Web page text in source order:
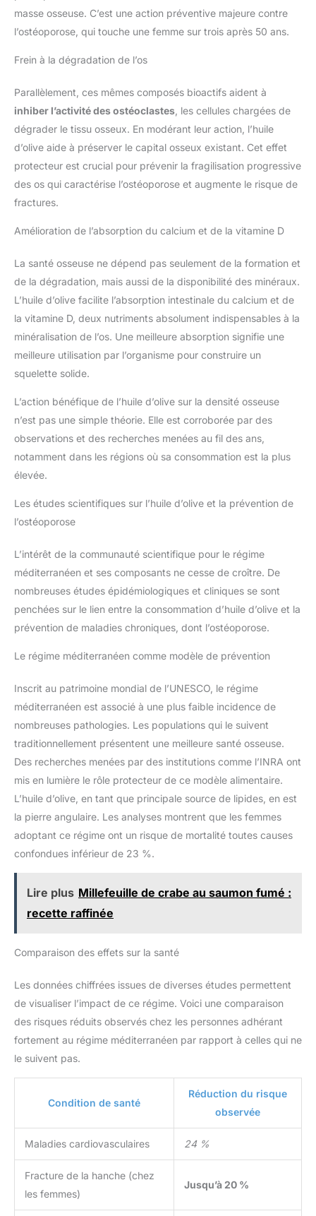
masse osseuse. C’est une action préventive majeure contre
l’ostéoporose, qui touche une femme sur trois après 50 ans.
Frein à la dégradation de l’os
Parallèlement, ces mêmes composés bioactifs aident à
inhiber l’activité des ostéoclastes , les cellules chargées de
dégrader le tissu osseux. En modérant leur action, l’huile
d’olive aide à préserver le capital osseux existant. Cet effet
protecteur est crucial pour prévenir la fragilisation progressive
des os qui caractérise l’ostéoporose et augmente le risque de
fractures.
Amélioration de l’absorption du calcium et de la vitamine D
La santé osseuse ne dépend pas seulement de la formation et
de la dégradation, mais aussi de la disponibilité des minéraux.
L’huile d’olive facilite l’absorption intestinale du calcium et de
la vitamine D, deux nutriments absolument indispensables à la
minéralisation de l’os. Une meilleure absorption signifie une
meilleure utilisation par l’organisme pour construire un
squelette solide.
L’action bénéfique de l’huile d’olive sur la densité osseuse
n’est pas une simple théorie. Elle est corroborée par des
observations et des recherches menées au fil des ans,
notamment dans les régions où sa consommation est la plus
élevée.
Les études scientifiques sur l’huile d’olive et la prévention de
l’ostéoporose
L’intérêt de la communauté scientifique pour le régime
méditerranéen et ses composants ne cesse de croître. De
nombreuses études épidémiologiques et cliniques se sont
penchées sur le lien entre la consommation d’huile d’olive et la
prévention de maladies chroniques, dont l’ostéoporose.
Le régime méditerranéen comme modèle de prévention
Inscrit au patrimoine mondial de l’UNESCO, le régime
méditerranéen est associé à une plus faible incidence de
nombreuses pathologies. Les populations qui le suivent
traditionnellement présentent une meilleure santé osseuse.
Des recherches menées par des institutions comme l’INRA ont
mis en lumière le rôle protecteur de ce modèle alimentaire.
L’huile d’olive, en tant que principale source de lipides, en est
la pierre angulaire. Les analyses montrent que les femmes
adoptant ce régime ont un risque de mortalité toutes causes
confondues inférieur de 23 %.
Lire plus Millefeuille de crabe au saumon fumé :
recette raffinée
Comparaison des effets sur la santé
Les données chiffrées issues de diverses études permettent
de visualiser l’impact de ce régime. Voici une comparaison
des risques réduits observés chez les personnes adhérant
fortement au régime méditerranéen par rapport à celles qui ne
le suivent pas.
Condition de santé
Réduction du risque
observée
Maladies cardiovasculaires 24 %
Fracture de la hanche (chez
les femmes)
Jusqu’à 20 %